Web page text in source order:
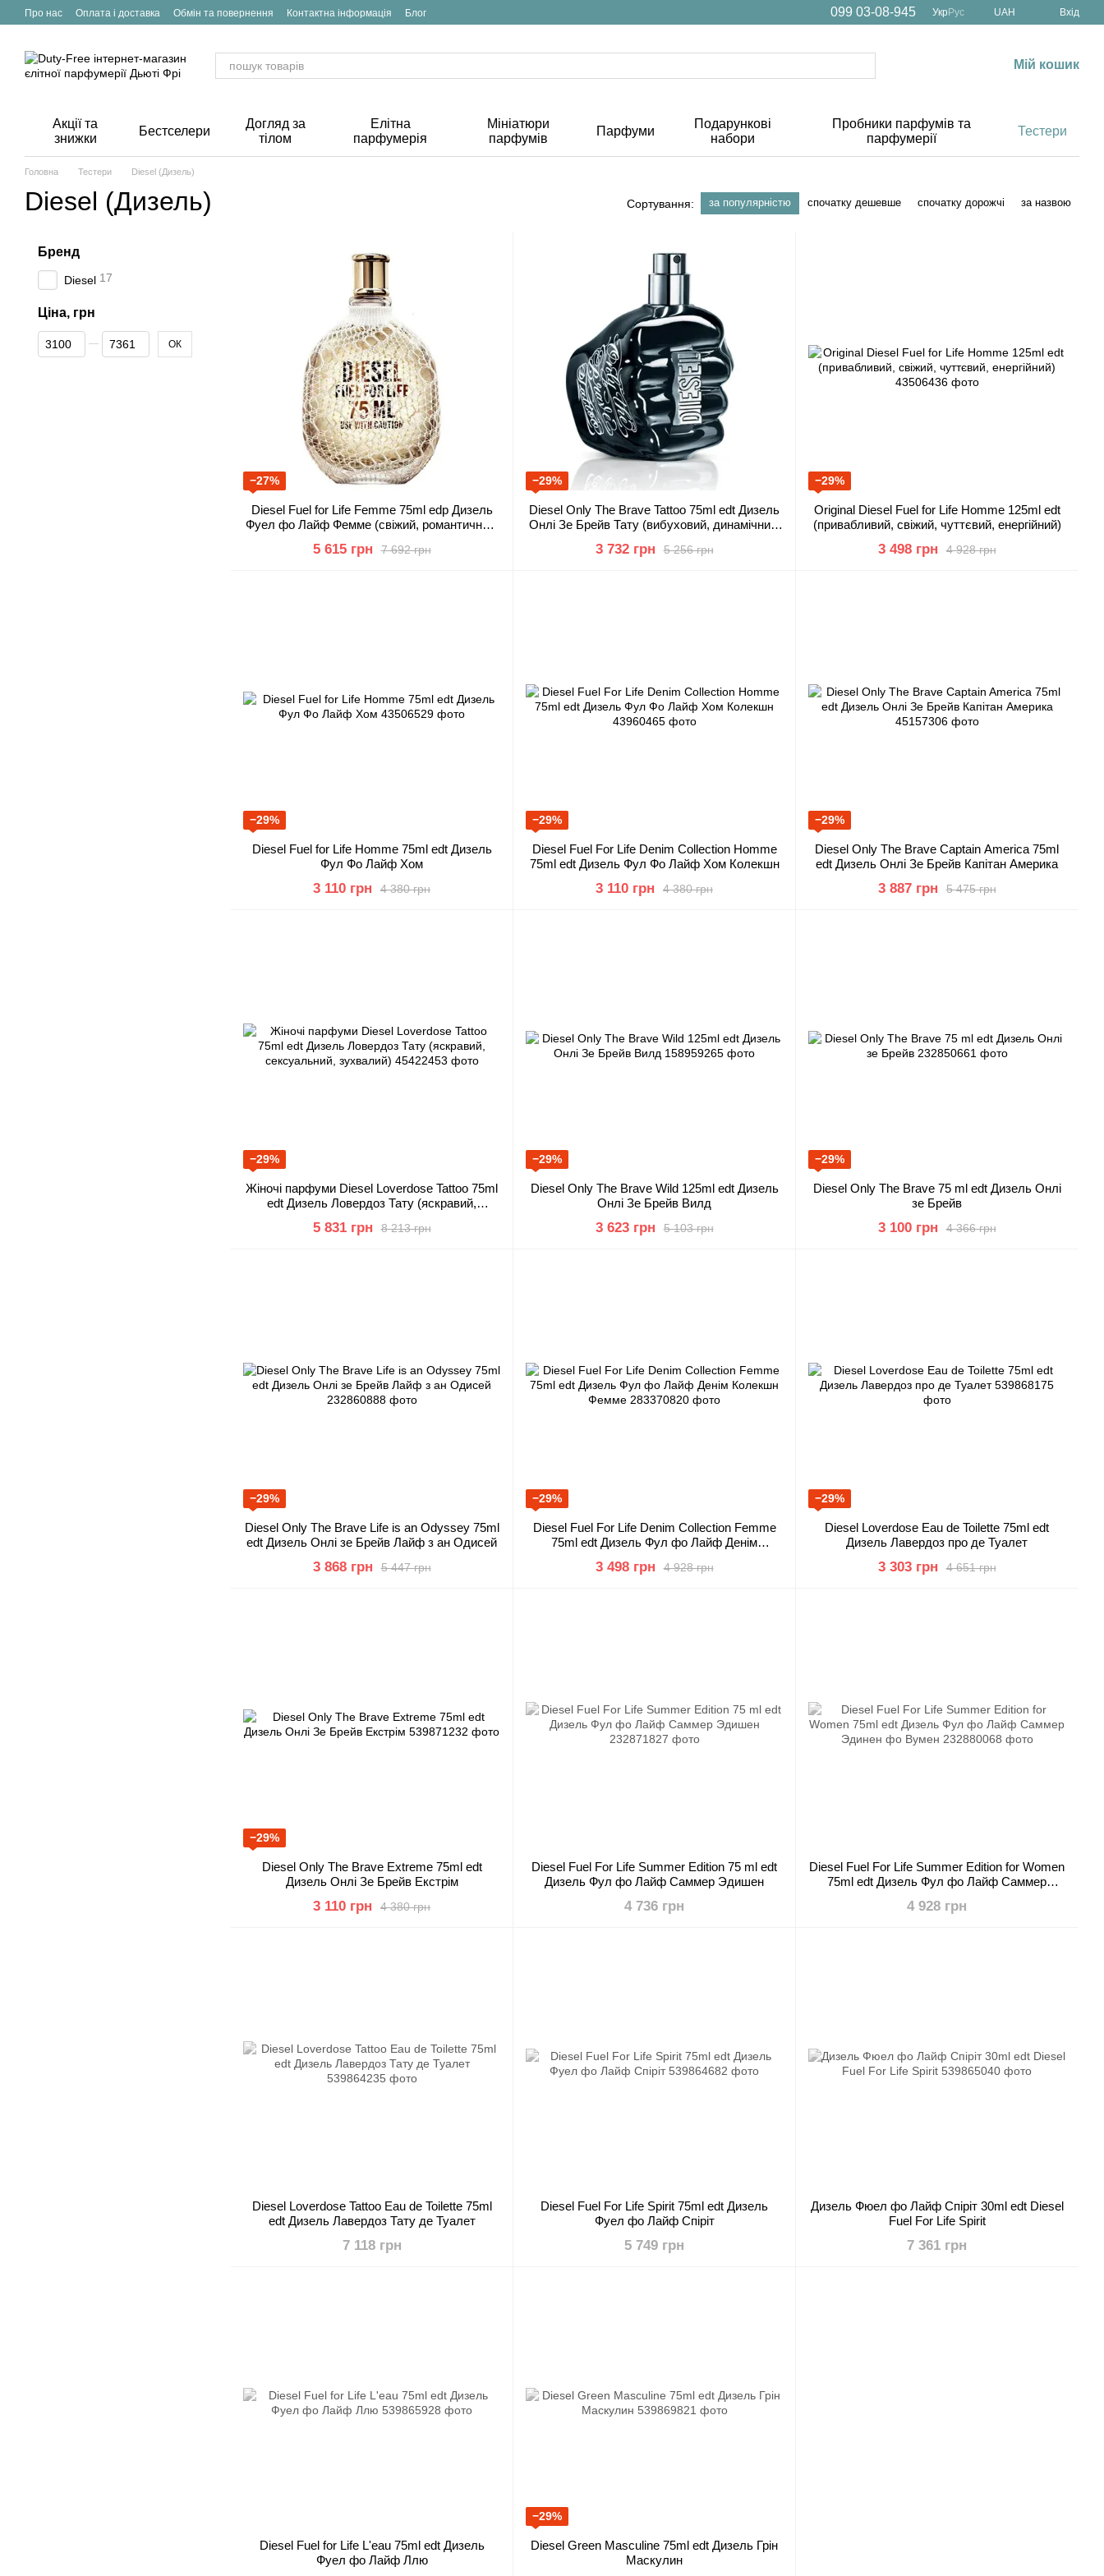
Перейти до основного контенту
Про нас Оплата і доставка Обмін та повернення Контактна інформація Блог 099 03-08-945 Укр Рус UAH Вхід
Мій кошик
Акції та
знижки
Бестселери
Догляд за
тілом
Елітна
парфумерія
Мініатюри
парфумів
Парфуми
Подарункові
набори
Пробники парфумів та
парфумерії
Тестери
Головна Тестери Diesel (Дизель)
Diesel (Дизель) Сортування: за популярністю спочатку дешевше спочатку дорожчі за назвою
−27%
Diesel Fuel for Life Femme 75ml edp Дизель
Фуел фо Лайф Фемме (свіжий, романтичний,
7 692 грн
5 615 грн
−29%
Diesel Only The Brave Tattoo 75ml edt Дизель
Онлі Зе Брейв Тату (вибуховий, динамічний,
5 256 грн
3 732 грн
−29%
Original Diesel Fuel for Life Homme 125ml edt
(привабливий, свіжий, чуттєвий, енергійний)
4 928 грн
3 498 грн
−29%
Diesel Fuel for Life Homme 75ml edt Дизель
Фул Фо Лайф Хом
4 380 грн
3 110 грн
−29%
Diesel Fuel For Life Denim Collection Homme
75ml edt Дизель Фул Фо Лайф Хом Колекшн
4 380 грн
3 110 грн
−29%
Diesel Only The Brave Captain America 75ml
edt Дизель Онлі Зе Брейв Капітан Америка
5 475 грн
3 887 грн
−29%
Жіночі парфуми Diesel Loverdose Tattoo 75ml
edt Дизель Ловердоз Тату (яскравий,
8 213 грн
5 831 грн
−29%
Diesel Only The Brave Wild 125ml edt Дизель
Онлі Зе Брейв Вилд
5 103 грн
3 623 грн
−29%
Diesel Only The Brave 75 ml edt Дизель Онлі
зе Брейв
4 366 грн
3 100 грн
−29%
Diesel Only The Brave Life is an Odyssey 75ml
edt Дизель Онлі зе Брейв Лайф з ан Одисей
5 447 грн
3 868 грн
−29%
Diesel Fuel For Life Denim Collection Femme
75ml edt Дизель Фул фо Лайф Денім
4 928 грн
3 498 грн
−29%
Diesel Loverdose Eau de Toilette 75ml edt
Дизель Лавердоз про де Туалет
4 651 грн
3 303 грн
−29%
Diesel Only The Brave Extreme 75ml edt
Дизель Онлі Зе Брейв Екстрім
4 380 грн
3 110 грн
Diesel Fuel For Life Summer Edition 75 ml edt
Дизель Фул фо Лайф Саммер Эдишен
4 736 грн
Diesel Fuel For Life Summer Edition for Women
75ml edt Дизель Фул фо Лайф Саммер
4 928 грн
Diesel Loverdose Tattoo Eau de Toilette 75ml
edt Дизель Лавердоз Тату де Туалет
7 118 грн
Diesel Fuel For Life Spirit 75ml edt Дизель
Фуел фо Лайф Спіріт
5 749 грн
Дизель Фюел фо Лайф Спіріт 30ml edt Diesel
Fuel For Life Spirit
7 361 грн
Diesel Fuel for Life L'eau 75ml edt Дизель
Фуел фо Лайф Ллю
−29%
Diesel Green Masculine 75ml edt Дизель Грін
Маскулин
Бренд
Diesel 17
Ціна, грн
Від Ціна, грн
До Ціна, грн ОК